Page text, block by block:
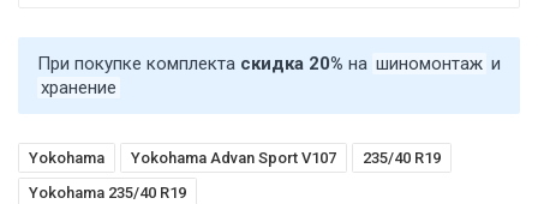
При покупке комплекта скидка 20% на шиномонтаж и
хранение
Yokohama Yokohama Advan Sport V107
235/40 R19
Yokohama 235/40 R19